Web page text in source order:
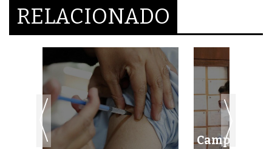
RELACIONADO
Campeche,